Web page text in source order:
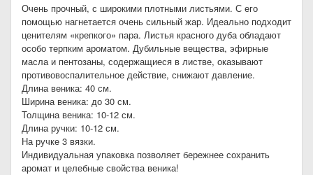
Очень прочный, с широкими плотными листьями. С его
помощью нагнетается очень сильный жар. Идеально подходит
ценителям «крепкого» пара. Листья красного дуба обладают
особо терпким ароматом. Дубильные вещества, эфирные
масла и пентозаны, содержащиеся в листве, оказывают
противовоспалительное действие, снижают давление.
Длина веника: 40 см.
Ширина веника: до 30 см.
Толщина веника: 10-12 см.
Длина ручки: 10-12 см.
На ручке 3 вязки.
Индивидуальная упаковка позволяет бережнее сохранить
аромат и целебные свойства веника!